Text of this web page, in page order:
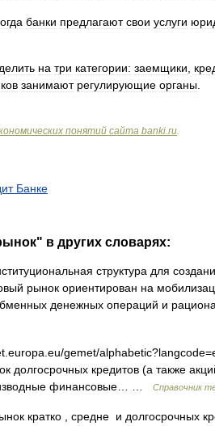
банки предлагают свои услуги
на три категории: заемщики
занимают регулирующие органы
понятий сайта banki.ru
Банке
в других словарях:
структура для
рынок ориентирован на
денежных операций и
gemet/
кредитов (а также
финансовые… …
Справочник
кратко , средне и долгосрочных